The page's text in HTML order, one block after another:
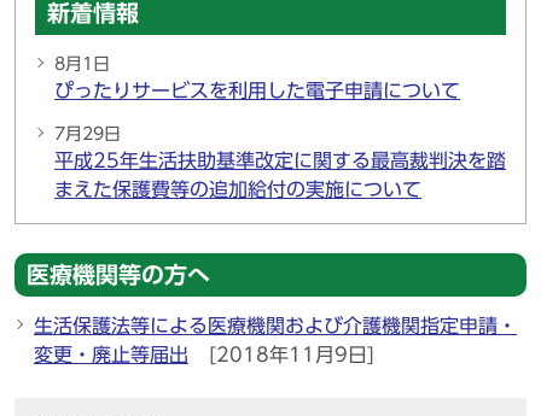
新着情報
8月1日
ぴったりサービスを利用した電子申請について
7月29日
平成25年生活扶助基準改定に関する最高裁判決を踏
まえた保護費等の追加給付の実施について
医療機関等の方へ
生活保護法等による医療機関および介護機関指定申請・
変更・廃止等届出
[2018年11月9日]